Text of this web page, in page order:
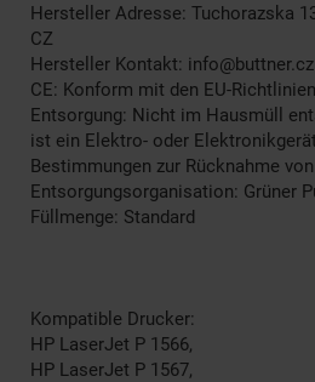
Hersteller Adresse: Tuchorazska
CZ
Hersteller Kontakt: info@buttner.cz
CE: Konform mit den EU-Richtlinien
Entsorgung: Nicht im Hausmüll
ist ein Elektro- oder
Bestimmungen zur Rücknahme
Entsorgungsorganisation: Grüner
Füllmenge: Standard
Kompatible Drucker:
HP LaserJet P 1566,
HP LaserJet P 1567,